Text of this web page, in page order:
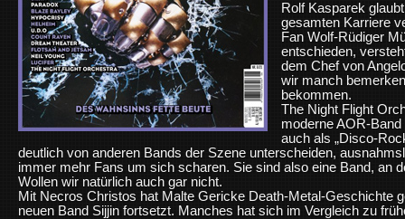
Rolf Kasparek
gesamten Karriere
Fan Wolf-Rüdiger
entschieden,
dem Chef von
wir manch
bekommen.
The Night Flight
moderne AOR-
auch als „Disco-
deutlich von anderen Bands der Szene unterscheiden,
immer mehr Fans um sich scharen. Sie sind also eine Band, an
Wollen wir natürlich auch gar nicht.
Mit Necros Christos hat Malte Gericke Death-Metal-Geschichte
neuen Band Sijjin fortsetzt. Manches hat sich im Vergleich zu